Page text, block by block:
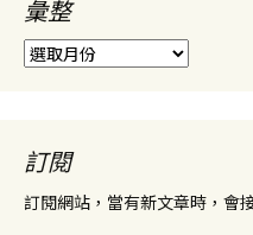
彙整
彙
整
訂閱
訂閱網站，當有新文章時，會